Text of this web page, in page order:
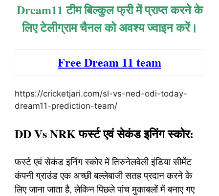
Dream11 टीम बिल्कुल फ्री में प्राप्त करने के
लिए टेलीग्राम चैनल को अवश्य ज्वाइन करें।
Free Dream 11 team
https://cricketjari.com/sl-vs-ned-odi-today-
dream11-prediction-team/
DD Vs NRK फर्स्ट एवं सेकंड इनिंग स्कोर:
फर्स्ट एवं सेकंड इनिंग स्कोर में तिरुनेलवेली इंडिया सीमेंट
कंपनी ग्राउंड एक अच्छी बल्लेबाजी सतह प्रदान करने के
लिए जाना जाता है, लेकिन पिछले पांच मुकाबलों में बनाए गए